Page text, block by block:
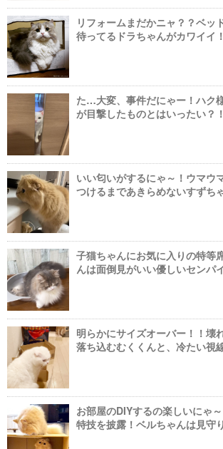
リフォームまだかニャ？？ベッ
待ってるドラちゃんがカワイイ！
た…大変、事件だにゃー！ハク
が目撃したものとはいったい？！
いい匂いがするにゃ～！ウマウ
つけるまであきらめないすずち
子猫ちゃんにお気に入りの特等
んは面倒見がいい優しいセンパ
明らかにサイズオーバー！！壊
落ち込むむくくんと、冷たい視
お部屋のDIYするの楽しいにゃ
特技を披露！ベルちゃんは見守